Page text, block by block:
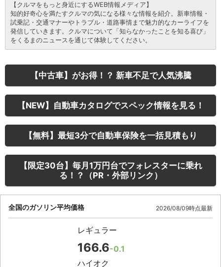
【クルマをもっと身近にするWEB情報メディア】
知的好奇心を満たすクルマの気になる様々な情報を紹介。新車情報・
試乗記・交通マナーやトラブル・道路事情まで魅力的なカーライフを
発信していきます。クルマについて「知らなかったことを知る喜び」
をくるまのニュースを通じて体験してください。
【中古車】がお得！？ 新車不足で人気沸騰
【NEW】自動車カタログでスペック情報を見る！
【無料】最短3分で自動車保険を一括見積もり
【限定30台】毎月1万円台でフォレスターに乗れ
る！？（PR・外部リンク）
全国のガソリン平均価格 2026/08/09時点最新
レギュラー
166.6-0.1
ハイオク